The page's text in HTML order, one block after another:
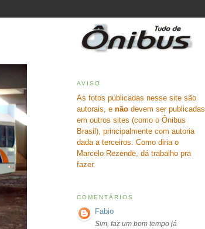
AVISO
As fotos publicadas nesse site são
autorais, e não devem ser publicadas
em outros sites (como o Ônibus
Brasil), principalmente com autoria
dada a terceiros. Como diria o
Marcelo Rezende, dá trabalho pra
fazer.
COMENTÁRIOS
Fabio
Sim, faz um bom tempo já